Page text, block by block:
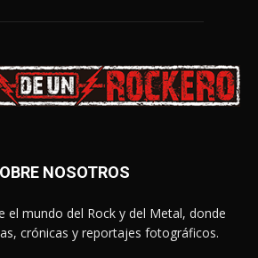
NOSOTROS
el mundo del Rock y del Metal, donde
crónicas y reportajes fotográficos.